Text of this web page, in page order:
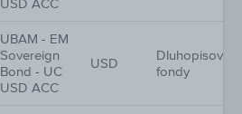
USD ACC
UBAM - EM
Sovereign
Bond - UC
USD ACC
USD
Dluhopisové
fondy